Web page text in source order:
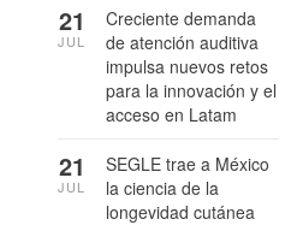
Creciente demanda
de atención auditiva
impulsa nuevos retos
para la innovación y el
acceso en Latam
21
JUL
SEGLE trae a México
la ciencia de la
longevidad cutánea
21
JUL